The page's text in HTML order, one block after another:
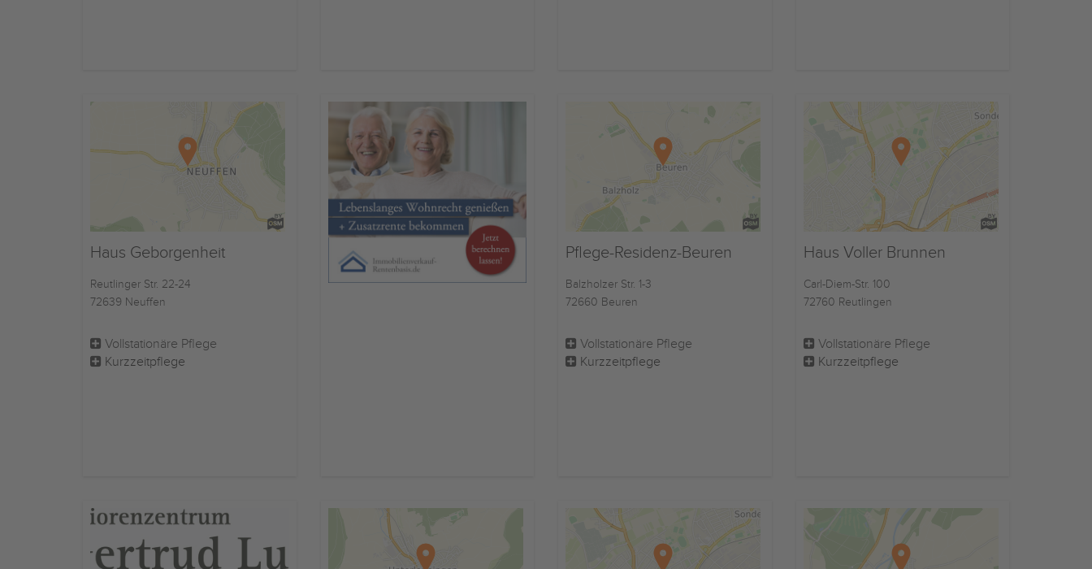
Haus Geborgenheit
Reutlinger Str. 22-24
72639 Neuffen
Vollstationäre Pflege
Kurzzeitpflege
Pflege-Residenz-Beuren
Balzholzer Str. 1-3
72660 Beuren
Vollstationäre Pflege
Kurzzeitpflege
Haus Voller Brunnen
Carl-Diem-Str. 100
72760 Reutlingen
Vollstationäre Pflege
Kurzzeitpflege